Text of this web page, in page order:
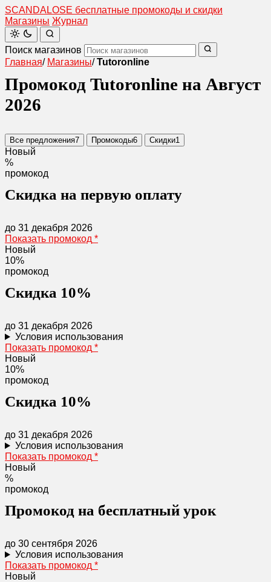
SCANDALOSE бесплатные промокоды и скидки
Магазины Журнал
Поиск магазинов
Главная/ Магазины/ Tutoronline
Промокод Tutoronline на Август
2026
Все предложения7 Промокоды6 Скидки1
Новый
%
промокод
Скидка на первую оплату
до 31 декабря 2026
Показать промокод *
Новый
10%
промокод
Скидка 10%
до 31 декабря 2026
Условия использования
Показать промокод *
Новый
10%
промокод
Скидка 10%
до 31 декабря 2026
Условия использования
Показать промокод *
Новый
%
промокод
Промокод на бесплатный урок
до 30 сентября 2026
Условия использования
Показать промокод *
Новый